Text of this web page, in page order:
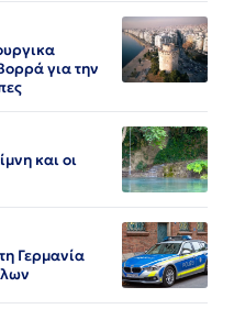
για την
και οι
Γερμανία